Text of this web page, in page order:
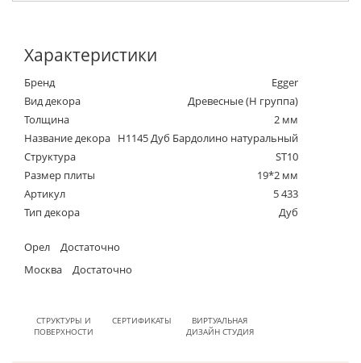
Характеристики
Бренд
Egger
Вид декора
Древесные (Н группа)
Толщина
2 мм
Название декора H1145 Дуб Бардолино натуральный
Структура
ST10
Размер плиты
19*2 мм
Артикул
5 433
Тип декора
Дуб
Орел
Достаточно
Москва
Достаточно
СТРУКТУРЫ И
ПОВЕРХНОСТИ
СЕРТИФИКАТЫ
ВИРТУАЛЬНАЯ
ДИЗАЙН СТУДИЯ